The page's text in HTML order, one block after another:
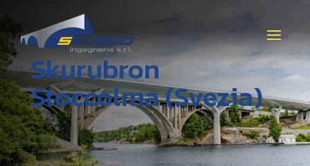
Skurubron
Stoccolma (Svezia)